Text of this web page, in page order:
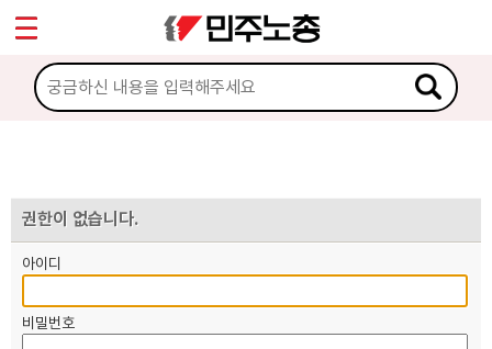
권한이 없습니다.
아이디
비밀번호
마이페이지
소개
노동상담
자료
부설기관